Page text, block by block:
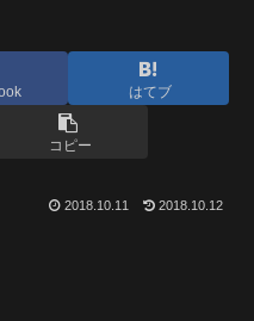
はてブ
コピー
2018.10.11 2018.10.12